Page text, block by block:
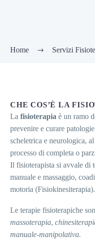
Home Servizi
CHE COS’È LA
La fisioterapia è un ramo
prevenire e curare
scheletrica e neurologica,
processo di completa o
Il fisioterapista si avvale di
manuale e massaggio,
motoria (Fisiokinesiterapia).
Le terapie fisioterapiche
massoterapia,
manuale-manipolativa.